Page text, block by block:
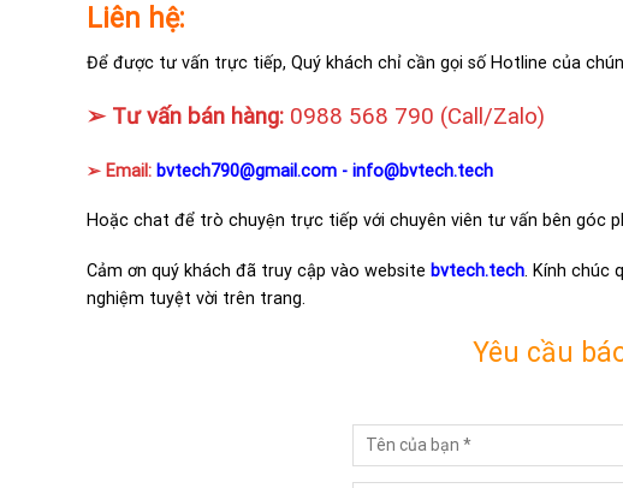
Liên hệ:
Để được tư vấn trực tiếp, Quý khách chỉ cần gọi số Hotline của
➢ Tư vấn bán hàng: 0988 568 790 (Call/Zalo)
➢ Email: bvtech790@gmail.com - info@bvtech.tech
Hoặc chat để trò chuyện trực tiếp với chuyên viên tư vấn bên góc
Cảm ơn quý khách đã truy cập vào website bvtech.tech. Kính chúc
nghiệm tuyệt vời trên trang.
Yêu cầu